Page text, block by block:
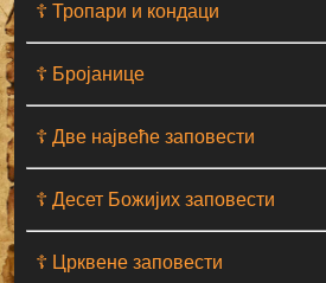
☦ Тропари и кондаци
☦ Бројанице
☦ Две највеће заповести
☦ Десет Божијих заповести
☦ Црквене заповести